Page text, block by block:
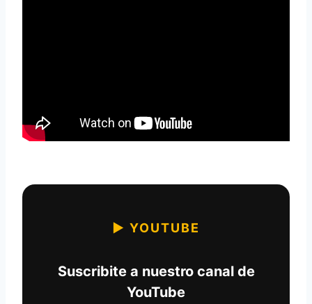
▶ YOUTUBE
Suscribite a nuestro canal de
YouTube